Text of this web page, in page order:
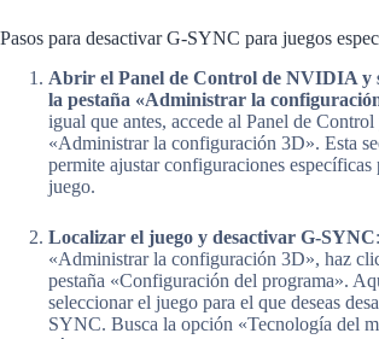
Pasos para desactivar G-SYNC para juegos
Abrir el Panel de Control de NVIDIA y
la pestaña «Administrar la
igual que antes, accede al Panel de Control
«Administrar la configuración 3D». Esta
permite ajustar configuraciones específicas
juego.
Localizar el juego y desactivar G-SYNC
«Administrar la configuración 3D», haz
pestaña «Configuración del programa».
seleccionar el juego para el que deseas
SYNC. Busca la opción «Tecnología del